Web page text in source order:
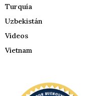
Turquía
Uzbekistán
Videos
Vietnam